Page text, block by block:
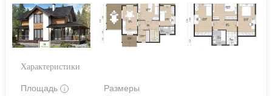
Характеристики
Площадь i Размеры